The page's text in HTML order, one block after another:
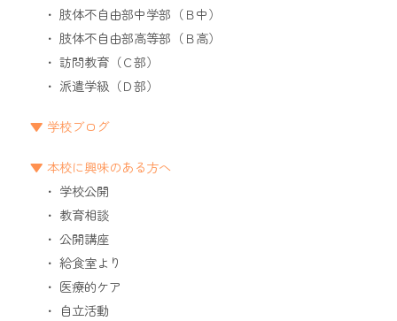
肢体不自由部中学部（Ｂ中）
肢体不自由部高等部（Ｂ高）
訪問教育（Ｃ部）
派遣学級（Ｄ部）
学校ブログ
本校に興味のある方へ
学校公開
教育相談
公開講座
給食室より
医療的ケア
自立活動